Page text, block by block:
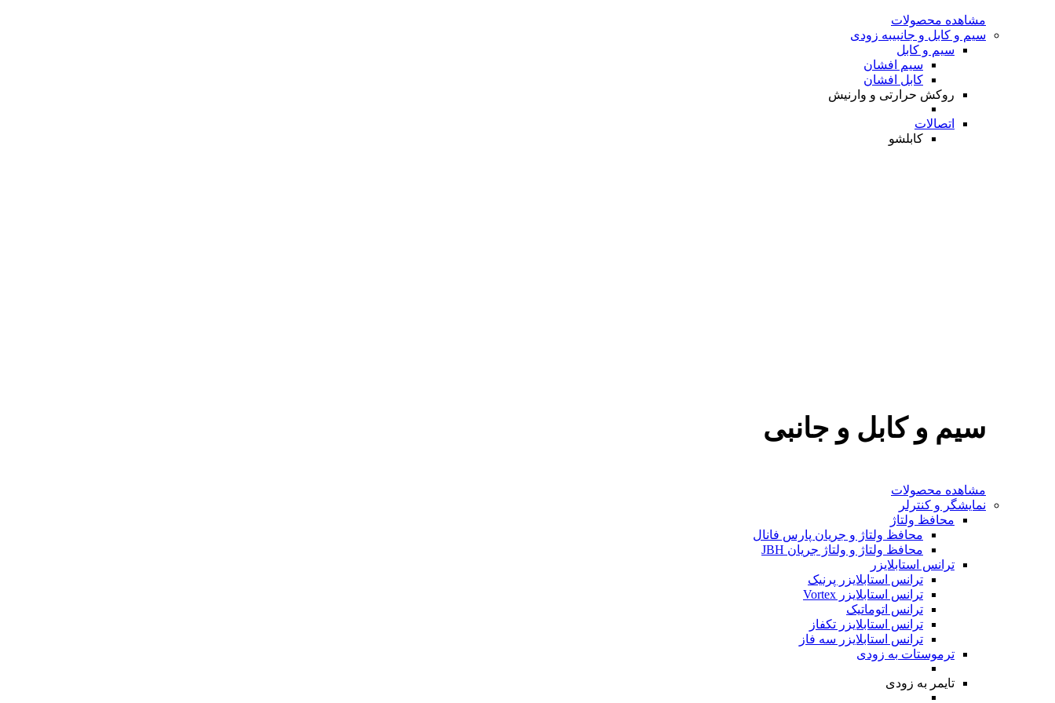
مشاهده محصولات
سیم و کابل و جانبیبه زودی
سیم و کابل
سیم افشان
کابل افشان
روکش حرارتی و وارنیش
اتصالات
کابلشو
سیم و کابل و جانبی
مشاهده محصولات
نمایشگر و کنترلر
محافظ ولتاژ
محافظ ولتاژ و جریان پارس فانال
محافظ ولتاژ و ولتاژ جریان JBH
ترانس استابلایزر
ترانس استابلایزر پرنیک
ترانس استابلایزر Vortex
ترانس اتوماتیک
ترانس استابلایزر تکفاز
ترانس استابلایزر سه فاز
ترموستات به‌ زودی
تایمر به‌ زودی